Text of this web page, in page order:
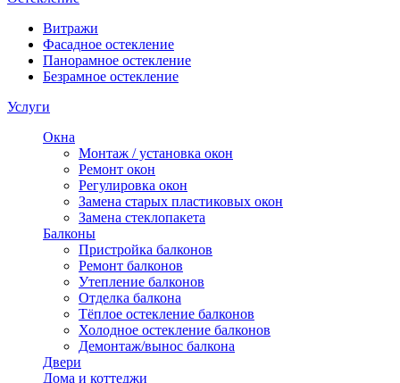
Витражи
Фасадное остекление
Панорамное остекление
Безрамное остекление
Услуги
Окна
Монтаж / установка окон
Ремонт окон
Регулировка окон
Замена старых пластиковых окон
Замена стеклопакета
Балконы
Пристройка балконов
Ремонт балконов
Утепление балконов
Отделка балкона
Тёплое остекление балконов
Холодное остекление балконов
Демонтаж/вынос балкона
Двери
Дома и коттеджи